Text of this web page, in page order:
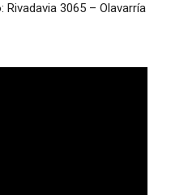
3065 – Olavarría